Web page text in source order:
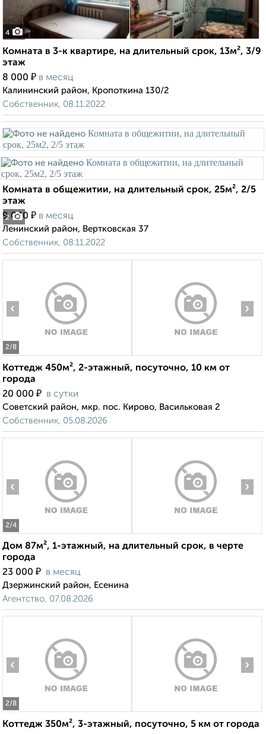
4
Комната в 3-к квартире, на длительный срок, 13м², 3/9
этаж
8 000 ₽ в месяц
Калининский район, Кропоткина 130/2
Собственник, 08.11.2022
2
Комната в общежитии, на длительный срок, 25м², 2/5
этаж
9 000 ₽ в месяц
Ленинский район, Вертковская 37
Собственник, 08.11.2022
2/8
‹ ›
Коттедж 450м², 2-этажный, посуточно, 10 км от
города
20 000 ₽ в сутки
Советский район, мкр. пос. Кирово, Васильковая 2
Собственник, 05.08.2026
2/4
‹ ›
Дом 87м², 1-этажный, на длительный срок, в черте
города
23 000 ₽ в месяц
Дзержинский район, Есенина
Агентство, 07.08.2026
2/8
‹ ›
Коттедж 350м², 3-этажный, посуточно, 5 км от города